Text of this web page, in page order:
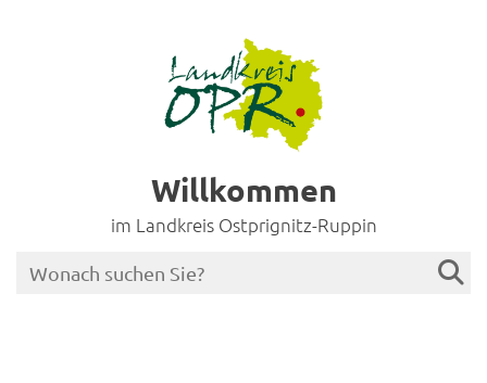
Willkommen
im Landkreis Ostprignitz-Ruppin